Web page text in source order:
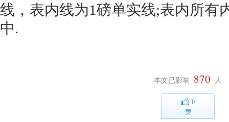
线，表内线为1磅单实线;表内所有
中.
本文已影响 870 人
0
赞